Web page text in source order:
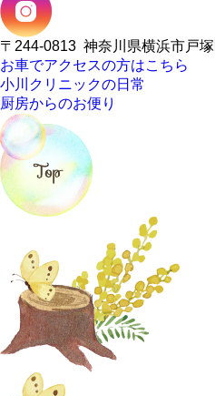
〒244-0813 神奈川県横浜市戸
お車でアクセスの方はこちら
小川クリニックの日常
厨房からのお便り